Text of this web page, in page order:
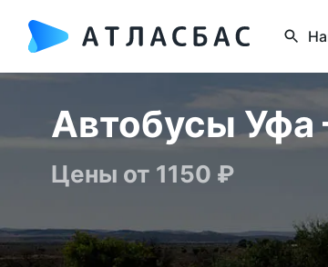
Автобусы Уфа
Цены от 1150 ₽